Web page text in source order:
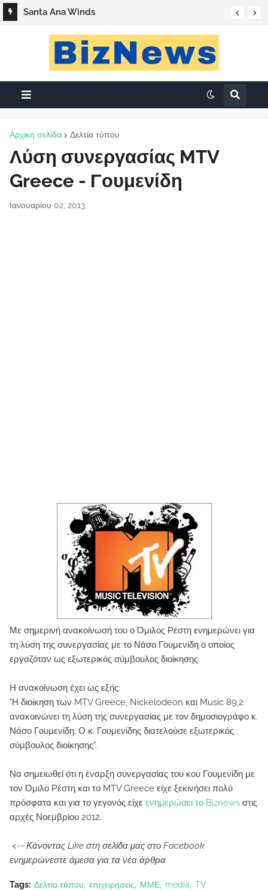
Santa Ana Winds
Αρχική σελίδα Δελτία τύπου
Λύση συνεργασίας MTV
Greece - Γουμενίδη
Ιανουαρίου 02, 2013
Με σημερινή ανακοίνωσή του ο Όμιλος Ρέστη ενημερώνει για
τη λύση της συνεργασίας με το Νάσο Γουμενίδη ο οποίος
εργαζόταν ως εξωτερικός σύμβουλος διοίκησης.
Η ανακοίνωση έχει ως εξής:
"Η διοίκηση των MTV Greece, Nickelodeon και Music 89,2
ανακοινώνει τη λύση της συνεργασίας με τον δημοσιογράφο κ.
Νάσο Γουμενίδη. Ο κ. Γουμενίδης διατελούσε εξωτερικός
σύμβουλος διοίκησης".
Να σημειωθεί ότι η έναρξη συνεργασίας του κου Γουμενίδη με
τον Όμιλο Ρέστη και το MTV Greece είχε ξεκινήσει πολύ
πρόσφατα και για το γεγονός είχε ενημερώσει το Biznews στις
αρχές Νοεμβρίου 2012.
<-- Κάνοντας Like στη σελίδα μας στο Facebook
ενημερώνεστε άμεσα για τα νέα άρθρα
Tags: Δελτία τύπου επιχειρήσεις ΜΜΕ media TV